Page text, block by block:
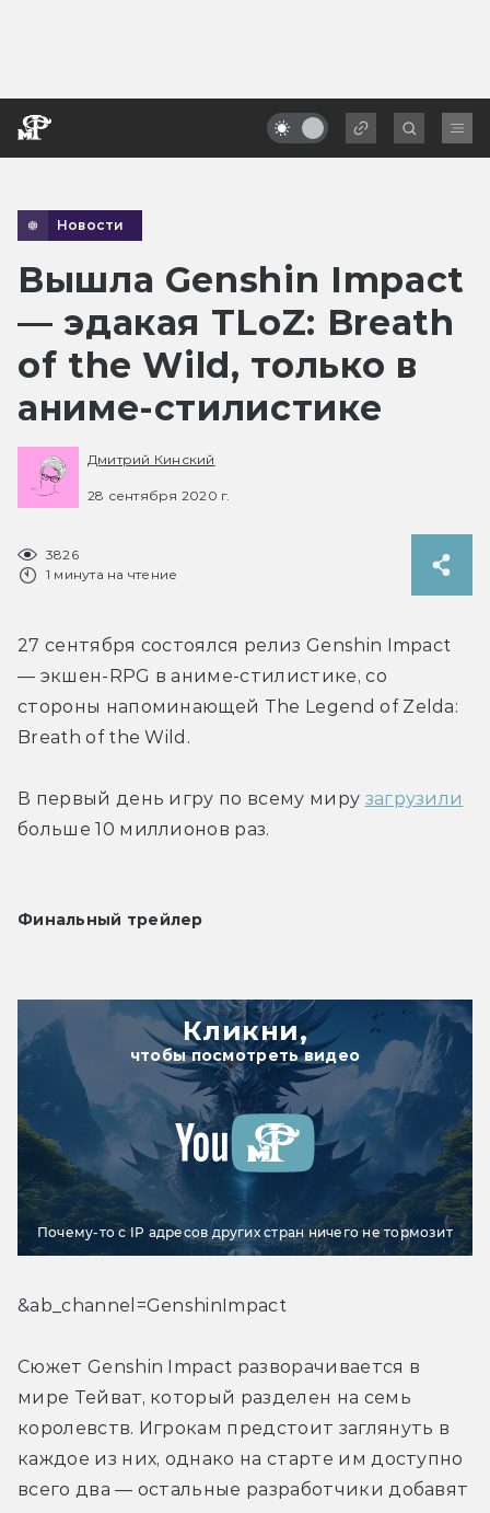
Новости
Вышла Genshin Impact
— эдакая TLoZ: Breath
of the Wild, только в
аниме-стилистике
Дмитрий Кинский
28 сентября 2020 г.
3826
1 минута на чтение
27 сентября состоялся релиз Genshin Impact
— экшен-RPG в аниме-стилистике, со
стороны напоминающей The Legend of Zelda:
Breath of the Wild.
В первый день игру по всему миру загрузили
больше 10 миллионов раз.
Финальный трейлер
Кликни,
чтобы посмотреть видео
Почему-то с IP адресов других стран ничего не тормозит
&ab_channel=GenshinImpact
Сюжет Genshin Impact разворачивается в
мире Тейват, который разделен на семь
королевств. Игрокам предстоит заглянуть в
каждое из них, однако на старте им доступно
всего два — остальные разработчики добавят